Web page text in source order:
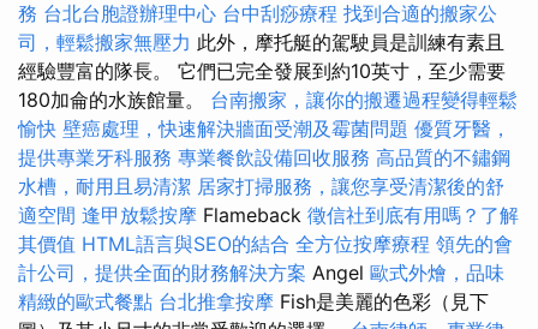
務 台北台胞證辦理中心 台中刮痧療程 找到合適的搬家公
司，輕鬆搬家無壓力 此外，摩托艇的駕駛員是訓練有素且
經驗豐富的隊長。 它們已完全發展到約10英寸，至少需要
180加侖的水族館量。 台南搬家，讓你的搬遷過程變得輕鬆
愉快 壁癌處理，快速解決牆面受潮及霉菌問題 優質牙醫，
提供專業牙科服務 專業餐飲設備回收服務 高品質的不鏽鋼
水槽，耐用且易清潔 居家打掃服務，讓您享受清潔後的舒
適空間 逢甲放鬆按摩 Flameback 徵信社到底有用嗎？了解
其價值 HTML語言與SEO的結合 全方位按摩療程 領先的會
計公司，提供全面的財務解決方案 Angel 歐式外燴，品味
精緻的歐式餐點 台北推拿按摩 Fish是美麗的色彩（見下